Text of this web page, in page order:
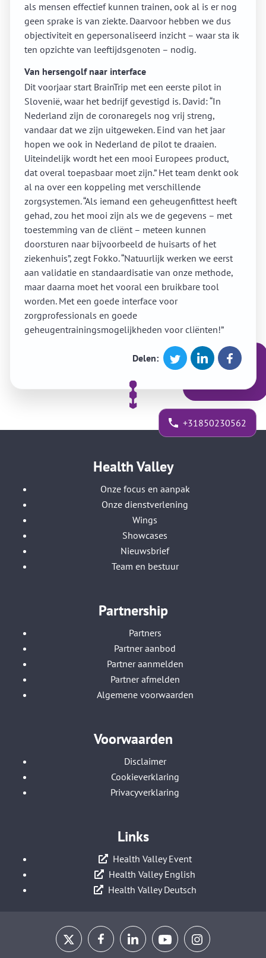
als mensen effectief kunnen trainen, ook al is er nog
geen sprake is van ziekte. Daarvoor hebben we dus
objectiviteit en gepersonaliseerd inzicht – waar sta ik
ten opzichte van leeftijdsgenoten – nodig.
Van hersengolf naar interface
Dit voorjaar start BrainTrip met een eerste pilot in
Slovenië, waar het bedrijf gevestigd is. David: “In
Nederland zijn de coronaregels nog vrij streng,
vandaar dat we zijn uitgeweken. Eind van het jaar
hopen we ook in Nederland de pilot te draaien.
Uiteindelijk wordt het een mooi Europees product,
dat overal toepasbaar moet zijn.” Het team denkt ook
al na over een koppeling met verschillende
zorgsystemen. “Als iemand een geheugenfittest heeft
gehad, zou het mooi zijn als we de gegevens – met
toestemming van de cliënt – meteen kunnen
doorsturen naar bijvoorbeeld de huisarts of het
ziekenhuis”, zegt Fokko. “Natuurlijk werken we eerst
aan validatie en standaardisatie van onze methode,
maar daarna moet het vooral een bruikbare tool
worden. Met een goede interface voor
zorgprofessionals en goede
geheugentrainingsmogelijkheden voor cliënten!”
Delen:
+31850230562
Health Valley
Onze focus en aanpak
Onze dienstverlening
Wings
Showcases
Nieuwsbrief
Team en bestuur
Partnership
Partners
Partner aanbod
Partner aanmelden
Partner afmelden
Algemene voorwaarden
Voorwaarden
Disclaimer
Cookieverklaring
Privacyverklaring
Links
Health Valley Event
Health Valley English
Health Valley Deutsch